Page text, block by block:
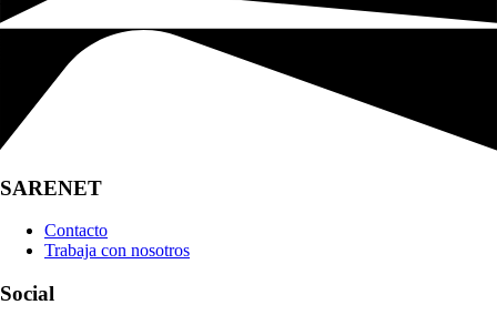
SARENET
Contacto
Trabaja con nosotros
Social